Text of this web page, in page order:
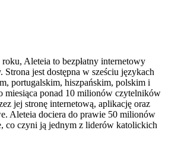
Aleteia to bezpłatny internetowy
jest dostępna w sześciu językach
portugalskim, hiszpańskim, polskim i
miesiąca ponad 10 milionów czytelników
jej stronę internetową, aplikację oraz
Aleteia dociera do prawie 50 milionów
co czyni ją jednym z liderów katolickich